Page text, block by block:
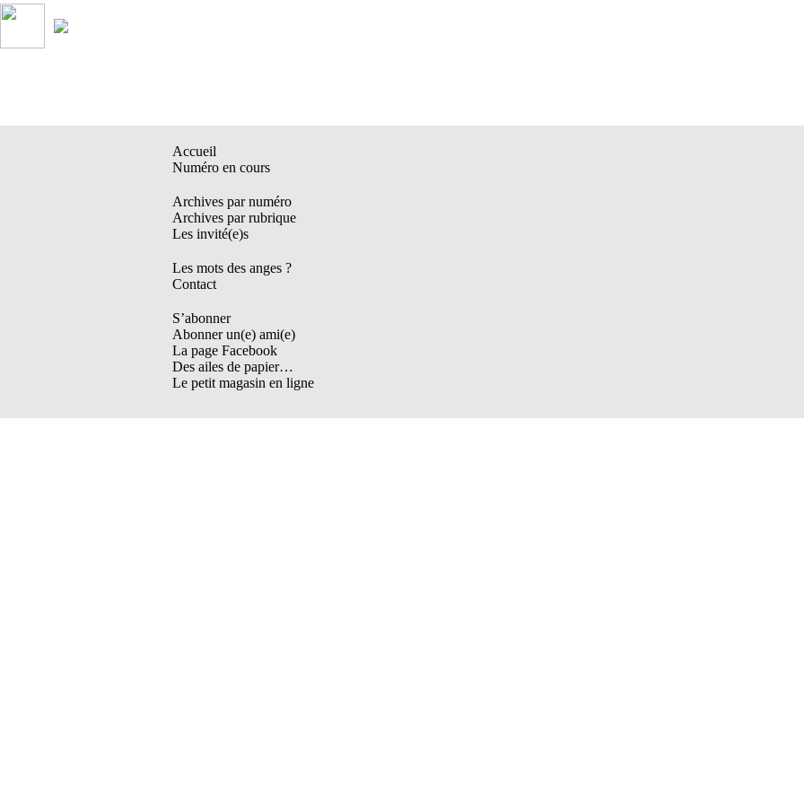
Accueil
Numéro en cours
Archives par numéro
Archives par rubrique
Les invité(e)s
Les mots des anges ?
Contact
S’abonner
Abonner un(e) ami(e)
La page Facebook
Des ailes de papier…
Le petit magasin en ligne